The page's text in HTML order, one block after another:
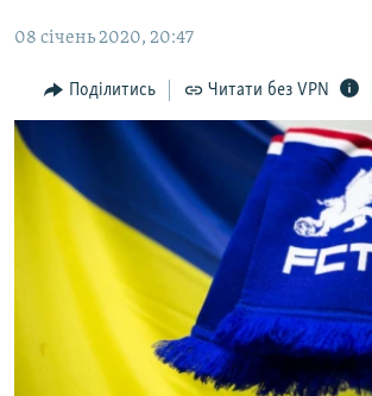
Перейти
пошукуІНТЕРВ'Ю
ВСЕ ЗА ДЕНЬ
СПЕЦПРОЕКТИ
ДЕПОРТАЦІЯ
ВІДЕОУРОКИ «ELIFBE»
СВІДЧЕННЯ ОКУПАЦІЇ
УКРАЇНСЬКА ПРОБЛЕМА КРИМУ
ЯК ОБІЙТИ БЛОКУВАННЯ
Русский
Qırımtatar
08 січень 2020, 20:47
Поділитись Читати без VPN